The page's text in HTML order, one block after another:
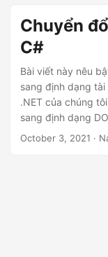
Chuyển
C#
Bài viết này nêu
sang định dạng tài
.NET của chúng
sang định dạng
October 3, 2021 ·